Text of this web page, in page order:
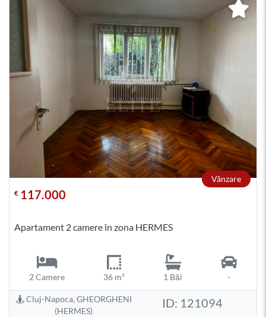
Vânzare
€ 117.000
Apartament 2 camere în zona HERMES
2 Camere 36 m² 1 Băi -
Cluj-Napoca, GHEORGHENI
(HERMES)
ID: 121094